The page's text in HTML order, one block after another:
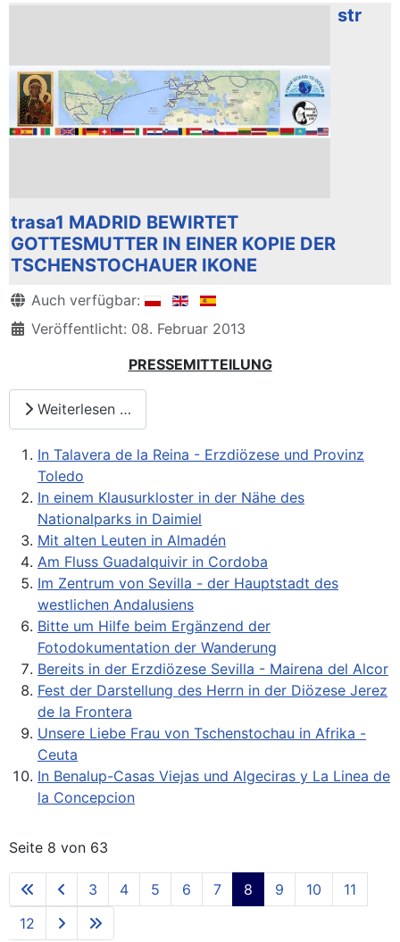
str
trasa1 MADRID BEWIRTET
GOTTESMUTTER IN EINER KOPIE DER
TSCHENSTOCHAUER IKONE
DetailsAuch verfügbar:
Veröffentlicht: 08. Februar 2013
PRESSEMITTEILUNG
Weiterlesen …
In Talavera de la Reina - Erzdiözese und Provinz
Toledo
In einem Klausurkloster in der Nähe des
Nationalparks in Daimiel
Mit alten Leuten in Almadén
Am Fluss Guadalquivir in Cordoba
Im Zentrum von Sevilla - der Hauptstadt des
westlichen Andalusiens
Bitte um Hilfe beim Ergänzend der
Fotodokumentation der Wanderung
Bereits in der Erzdiözese Sevilla - Mairena del Alcor
Fest der Darstellung des Herrn in der Diözese Jerez
de la Frontera
Unsere Liebe Frau von Tschenstochau in Afrika -
Ceuta
In Benalup-Casas Viejas und Algeciras y La Linea de
la Concepcion
Seite 8 von 63
3 4 5 6 7 8 9 10
11
12